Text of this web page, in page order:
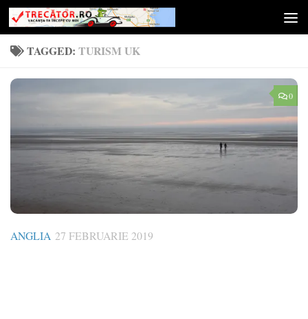
Skip to content
TAGGED: TURISM UK
0
ANGLIA 27 FEBRUARIE 2019